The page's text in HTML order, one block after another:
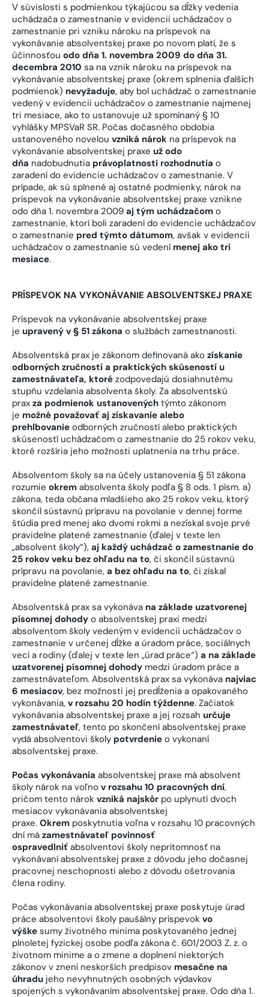
V súvislosti s podmienkou týkajúcou sa dĺžky vedenia
uchádzača o zamestnanie v evidencii uchádzačov o
zamestnanie pri vzniku nároku na príspevok na
vykonávanie absolventskej praxe po novom platí, že s
účinnosťou odo dňa 1. novembra 2009 do dňa 31.
decembra 2010 sa na vznik nároku na príspevok na
vykonávanie absolventskej praxe (okrem splnenia ďalších
podmienok) nevyžaduje, aby bol uchádzač o zamestnanie
vedený v evidencii uchádzačov o zamestnanie najmenej
tri mesiace, ako to ustanovuje už spomínaný § 10
vyhlášky MPSVaR SR. Počas dočasného obdobia
ustanoveného novelou vzniká nárok na príspevok na
vykonávanie absolventskej praxe už odo
dňa nadobudnutia právoplatnosti rozhodnutia o
zaradení do evidencie uchádzačov o zamestnanie. V
prípade, ak sú splnené aj ostatné podmienky, nárok na
príspevok na vykonávanie absolventskej praxe vznikne
odo dňa 1. novembra 2009 aj tým uchádzačom o
zamestnanie, ktorí boli zaradení do evidencie uchádzačov
o zamestnanie pred týmto dátumom, avšak v evidencii
uchádzačov o zamestnanie sú vedení menej ako tri
mesiace.
PRÍSPEVOK NA VYKONÁVANIE ABSOLVENTSKEJ PRAXE
Príspevok na vykonávanie absolventskej praxe
je upravený v § 51 zákona o službách zamestnanosti.
Absolventská prax je zákonom definovaná ako získanie
odborných zručností a praktických skúseností u
zamestnávateľa, ktoré zodpovedajú dosiahnutému
stupňu vzdelania absolventa školy. Za absolventskú
prax za podmienok ustanovených týmto zákonom
je možné považovať aj získavanie alebo
prehlbovanie odborných zručností alebo praktických
skúseností uchádzačom o zamestnanie do 25 rokov veku,
ktoré rozšíria jeho možnosti uplatnenia na trhu práce.
Absolventom školy sa na účely ustanovenia § 51 zákona
rozumie okrem absolventa školy podľa § 8 ods. 1 písm. a)
zákona, teda občana mladšieho ako 25 rokov veku, ktorý
skončil sústavnú prípravu na povolanie v dennej forme
štúdia pred menej ako dvomi rokmi a nezískal svoje prvé
pravidelne platené zamestnanie (ďalej v texte len
„absolvent školy“), aj každý uchádzač o zamestnanie do
25 rokov veku bez ohľadu na to, či skončil sústavnú
prípravu na povolanie, a bez ohľadu na to, či získal
pravidelne platené zamestnanie.
Absolventská prax sa vykonáva na základe uzatvorenej
písomnej dohody o absolventskej praxi medzi
absolventom školy vedeným v evidencii uchádzačov o
zamestnanie v určenej dĺžke a úradom práce, sociálnych
vecí a rodiny (ďalej v texte len „úrad práce“) a na základe
uzatvorenej písomnej dohody medzi úradom práce a
zamestnávateľom. Absolventská prax sa vykonáva najviac
6 mesiacov, bez možnosti jej predĺženia a opakovaného
vykonávania, v rozsahu 20 hodín týždenne. Začiatok
vykonávania absolventskej praxe a jej rozsah určuje
zamestnávateľ, tento po skončení absolventskej praxe
vydá absolventovi školy potvrdenie o vykonaní
absolventskej praxe.
Počas vykonávania absolventskej praxe má absolvent
školy nárok na voľno v rozsahu 10 pracovných dní,
pričom tento nárok vzniká najskôr po uplynutí dvoch
mesiacov vykonávania absolventskej
praxe. Okrem poskytnutia voľna v rozsahu 10 pracovných
dní má zamestnávateľ povinnosť
ospravedlniť absolventovi školy neprítomnosť na
vykonávaní absolventskej praxe z dôvodu jeho dočasnej
pracovnej neschopnosti alebo z dôvodu ošetrovania
člena rodiny.
Počas vykonávania absolventskej praxe poskytuje úrad
práce absolventovi školy paušálny príspevok vo
výške sumy životného minima poskytovaného jednej
plnoletej fyzickej osobe podľa zákona č. 601/2003 Z. z. o
životnom minime a o zmene a doplnení niektorých
zákonov v znení neskorších predpisov mesačne na
úhradu jeho nevyhnutných osobných výdavkov
spojených s vykonávaním absolventskej praxe. Odo dňa 1.